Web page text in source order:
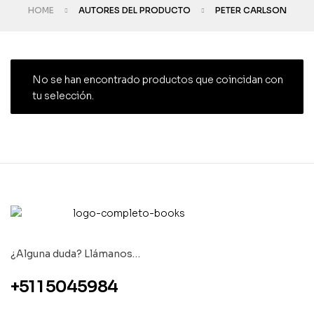
HOME AUTORES DEL PRODUCTO PETER CARLSON
No se han encontrado productos que coincidan con
tu selección.
¿Alguna duda? Llámanos…
+51 1 5045984